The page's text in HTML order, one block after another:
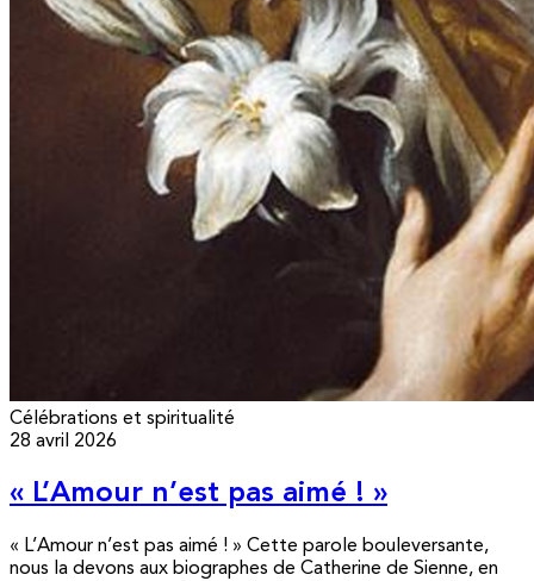
Célébrations et spiritualité
28 avril 2026
« L’Amour n’est pas aimé ! »
« L’Amour n’est pas aimé ! » Cette parole bouleversante,
nous la devons aux biographes de Catherine de Sienne, en